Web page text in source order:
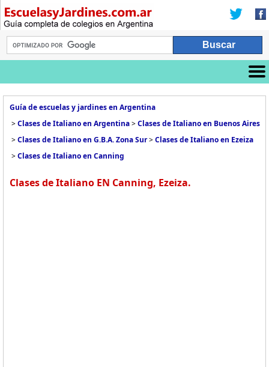
Guía de escuelas y jardines en Argentina
>Clases de Italiano en Argentina>Clases de Italiano en Buenos Aires
>Clases de Italiano en G.B.A. Zona Sur>Clases de Italiano en Ezeiza
>Clases de Italiano en Canning
Clases de Italiano EN Canning, Ezeiza.